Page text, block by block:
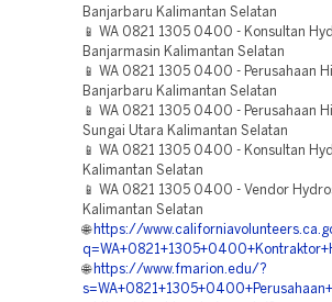
Banjarbaru Kalimantan Selatan
📱 WA 0821 1305 0400 - Konsultan
Banjarmasin Kalimantan Selatan
📱 WA 0821 1305 0400 - Perusahaan
Banjarbaru Kalimantan Selatan
📱 WA 0821 1305 0400 - Perusahaan
Sungai Utara Kalimantan Selatan
📱 WA 0821 1305 0400 - Konsultan
Kalimantan Selatan
📱 WA 0821 1305 0400 - Vendor
Kalimantan Selatan
🌐 https://
🌐 https://www.fmarion.edu/?